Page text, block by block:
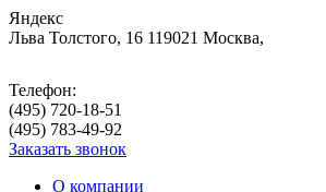
Яндекс
Льва Толстого, 16 119021 Москва,
Телефон:
(495) 720-18-51
(495) 783-49-92
Заказать звонок
О компании